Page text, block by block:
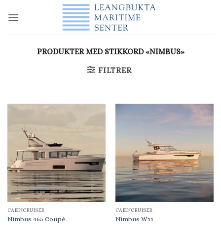
PRODUKTER MED STIKKORD «NIMBUS»
FILTRER
CABINCRUISER
Nimbus 465 Coupé
CABINCRUISER
Nimbus W11